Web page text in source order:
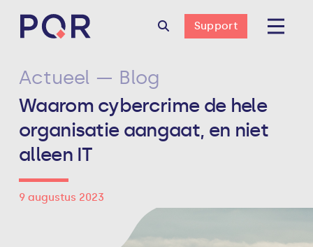
Support
Actueel — Blog
Waarom cybercrime de hele
organisatie aangaat, en niet
alleen IT
9 augustus 2023